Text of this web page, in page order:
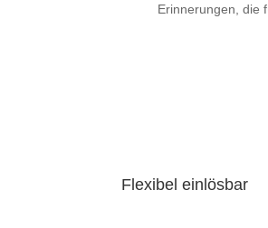
Erinnerungen, die
Flexibel einlösbar